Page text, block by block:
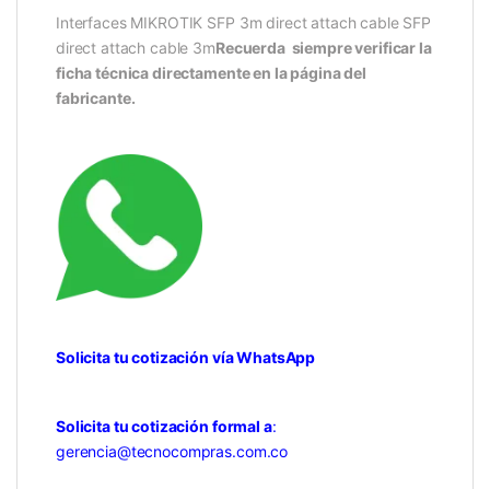
Interfaces MIKROTIK SFP 3m direct attach cable SFP
direct attach cable 3mRecuerda siempre verificar la
ficha técnica directamente en la página del
fabricante.
Solicita tu cotización vía WhatsApp
Solicita tu cotización formal a:
gerencia@tecnocompras.com.co